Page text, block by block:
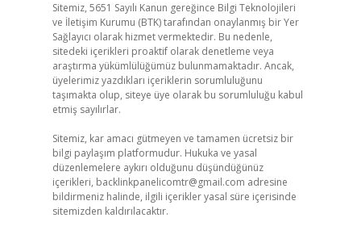
Sitemiz, 5651 Sayılı Kanun gereğince Bilgi Teknolojileri
ve İletişim Kurumu (BTK) tarafından onaylanmış bir Yer
Sağlayıcı olarak hizmet vermektedir. Bu nedenle,
sitedeki içerikleri proaktif olarak denetleme veya
araştırma yükümlülüğümüz bulunmamaktadır. Ancak,
üyelerimiz yazdıkları içeriklerin sorumluluğunu
taşımakta olup, siteye üye olarak bu sorumluluğu kabul
etmiş sayılırlar.
Sitemiz, kar amacı gütmeyen ve tamamen ücretsiz bir
bilgi paylaşım platformudur. Hukuka ve yasal
düzenlemelere aykırı olduğunu düşündüğünüz
içerikleri, backlinkpanelicomtr@gmail.com adresine
bildirmeniz halinde, ilgili içerikler yasal süre içerisinde
sitemizden kaldırılacaktır.